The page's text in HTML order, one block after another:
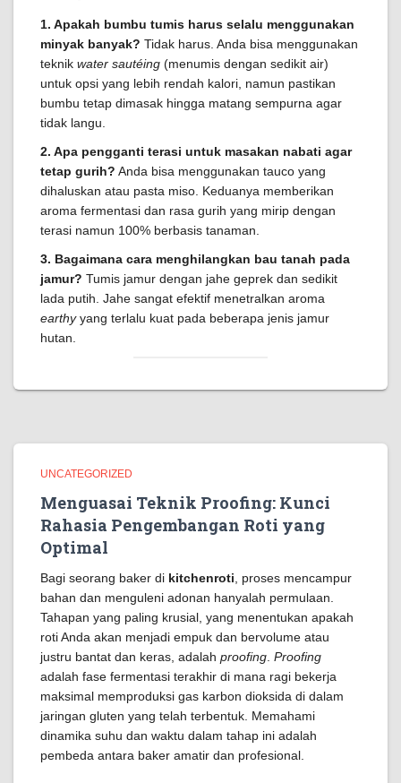
1. Apakah bumbu tumis harus selalu menggunakan
minyak banyak? Tidak harus. Anda bisa menggunakan
teknik water sautéing (menumis dengan sedikit air)
untuk opsi yang lebih rendah kalori, namun pastikan
bumbu tetap dimasak hingga matang sempurna agar
tidak langu.
2. Apa pengganti terasi untuk masakan nabati agar
tetap gurih? Anda bisa menggunakan tauco yang
dihaluskan atau pasta miso. Keduanya memberikan
aroma fermentasi dan rasa gurih yang mirip dengan
terasi namun 100% berbasis tanaman.
3. Bagaimana cara menghilangkan bau tanah pada
jamur? Tumis jamur dengan jahe geprek dan sedikit
lada putih. Jahe sangat efektif menetralkan aroma
earthyyang terlalu kuat pada beberapa jenis jamur
hutan.
UNCATEGORIZED
Menguasai Teknik Proofing: Kunci
Rahasia Pengembangan Roti yang
Optimal
Bagi seorang baker di kitchenroti , proses mencampur
bahan dan menguleni adonan hanyalah permulaan.
Tahapan yang paling krusial, yang menentukan apakah
roti Anda akan menjadi empuk dan bervolume atau
justru bantat dan keras, adalah proofing Proofing
adalah fase fermentasi terakhir di mana ragi bekerja
maksimal memproduksi gas karbon dioksida di dalam
jaringan gluten yang telah terbentuk. Memahami
dinamika suhu dan waktu dalam tahap ini adalah
pembeda antara baker amatir dan profesional.